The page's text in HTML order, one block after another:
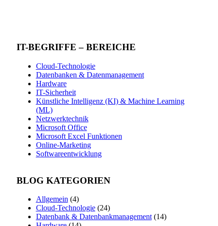
IT-BEGRIFFE – BEREICHE
Cloud-Technologie
Datenbanken & Datenmanagement
Hardware
IT-Sicherheit
Künstliche Intelligenz (KI) & Machine Learning
(ML)
Netzwerktechnik
Microsoft Office
Microsoft Excel Funktionen
Online-Marketing
Softwareentwicklung
BLOG KATEGORIEN
Allgemein(4)
Cloud-Technologie(24)
Datenbank & Datenbankmanagement(14)